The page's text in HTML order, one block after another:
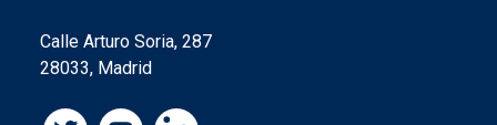
Calle Arturo Soria, 287
28033, Madrid